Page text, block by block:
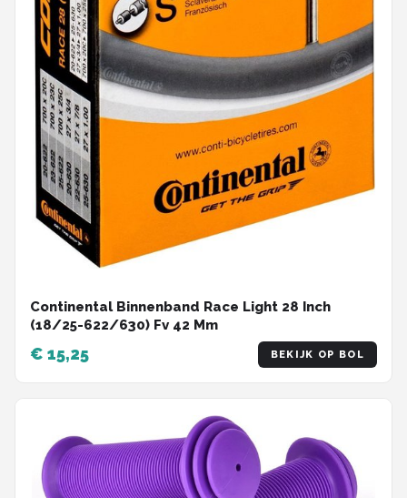
Continental Binnenband Race Light 28 Inch
(18/25-622/630) Fv 42 Mm
€ 15,25 BEKIJK OP BOL